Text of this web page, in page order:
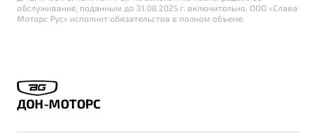
обслуживание, поданным до 31.08.2025 г. включительно, ООО «Слава
Моторс Рус» исполнит обязательства в полном объеме.
ДОН-МОТОРС